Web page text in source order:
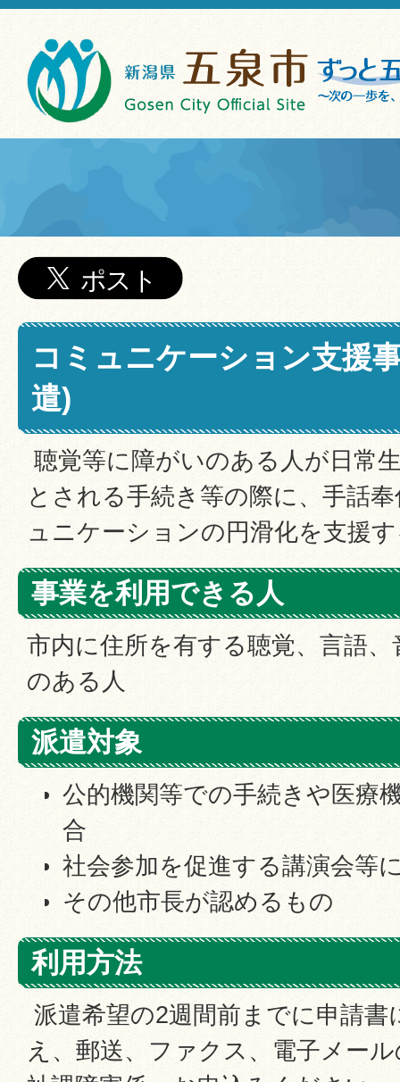
コミュニケーション支援
遣)
聴覚等に障がいのある人が日常
とされる手続き等の際に、手話
ュニケーションの円滑化を支援
事業を利用できる人
市内に住所を有する聴覚、言語
のある人
派遣対象
公的機関等での手続きや医療
合
社会参加を促進する講演会等
その他市長が認めるもの
利用方法
派遣希望の2週間前までに申請書
え、郵送、ファクス、電子メー